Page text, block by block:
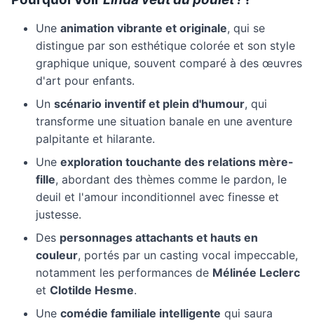
Une animation vibrante et originale, qui se
distingue par son esthétique colorée et son style
graphique unique, souvent comparé à des œuvres
d'art pour enfants.
Un scénario inventif et plein d'humour, qui
transforme une situation banale en une aventure
palpitante et hilarante.
Une exploration touchante des relations mère-
fille, abordant des thèmes comme le pardon, le
deuil et l'amour inconditionnel avec finesse et
justesse.
Des personnages attachants et hauts en
couleur, portés par un casting vocal impeccable,
notamment les performances de Mélinée Leclerc
et Clotilde Hesme.
Une comédie familiale intelligente qui saura